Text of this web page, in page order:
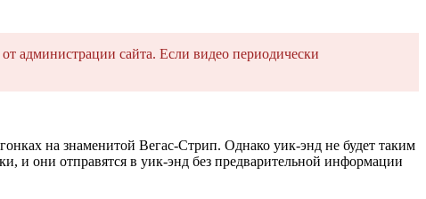
администрации сайта. Если видео периодически
на знаменитой Вегас-Стрип. Однако уик-энд не будет таким
и они отправятся в уик-энд без предварительной информации